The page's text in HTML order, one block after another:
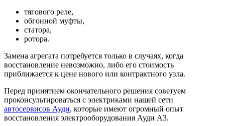
тягового реле,
обгонной муфты,
статора,
ротора.
Замена агрегата потребуется только в случаях, когда
восстановление невозможно, либо его стоимость
приближается к цене нового или контрактного узла.
Перед принятием окончательного решения советуем
проконсультироваться с электриками нашей сети
автосервисов Ауди, которые имеют огромный опыт
восстановления электрооборудования Ауди А3.